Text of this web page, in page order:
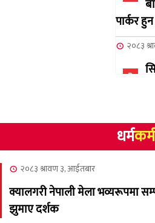
पार्कर
२०८३
३
४
धर्मकर्म
२०८३ श्रावण ३, आईतबार
क्यालगरी नेपाली मेला भव्यरूपमा
झुमाए दर्शक